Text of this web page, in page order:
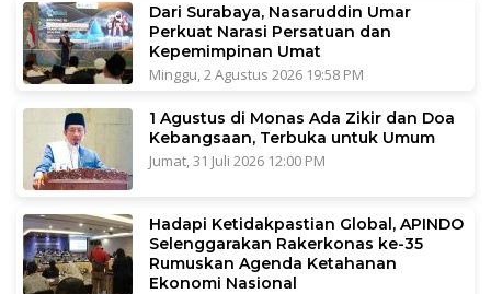
Dari Surabaya, Nasaruddin Umar
Perkuat Narasi Persatuan dan
Kepemimpinan Umat
Minggu, 2 Agustus 2026 19:58 PM
1 Agustus di Monas Ada Zikir dan Doa
Kebangsaan, Terbuka untuk Umum
Jumat, 31 Juli 2026 12:00 PM
Hadapi Ketidakpastian Global, APINDO
Selenggarakan Rakerkonas ke-35
Rumuskan Agenda Ketahanan
Ekonomi Nasional